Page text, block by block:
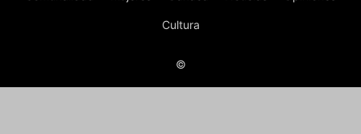
Cultura
©